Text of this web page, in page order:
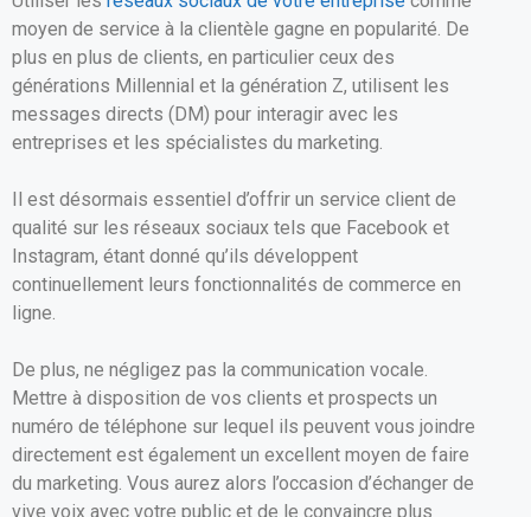
moyen de service à la clientèle gagne en popularité. De
plus en plus de clients, en particulier ceux des
générations Millennial et la génération Z, utilisent les
messages directs (DM) pour interagir avec les
entreprises et les spécialistes du marketing.
Il est désormais essentiel d’offrir un service client de
qualité sur les réseaux sociaux tels que Facebook et
Instagram, étant donné qu’ils développent
continuellement leurs fonctionnalités de commerce en
ligne.
De plus, ne négligez pas la communication vocale.
Mettre à disposition de vos clients et prospects un
numéro de téléphone sur lequel ils peuvent vous joindre
directement est également un excellent moyen de faire
du marketing. Vous aurez alors l’occasion d’échanger de
vive voix avec votre public et de le convaincre plus